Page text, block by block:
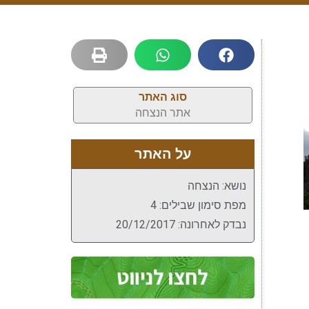
סוג האתר
אתר הנצחה
על האתר
נושא: הנצחה
מפת סימון שבילים: 4
נבדק לאחרונה: 20/12/2017